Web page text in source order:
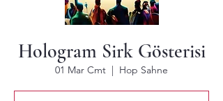
Hologram Sirk Gösterisi
01 Mar Cmt
  |
Hop Sahne